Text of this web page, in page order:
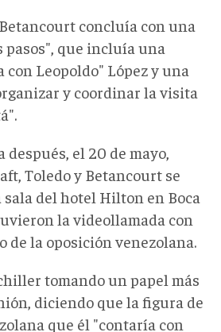
concluía con una
que incluía una
Leopoldo" López y una
y coordinar la visita
después, el 20 de mayo,
Toledo y Betancourt se
del hotel Hilton en Boca
la videollamada con
de la oposición venezolana.
tomando un papel más
diciendo que la figura de
que él "contaría con